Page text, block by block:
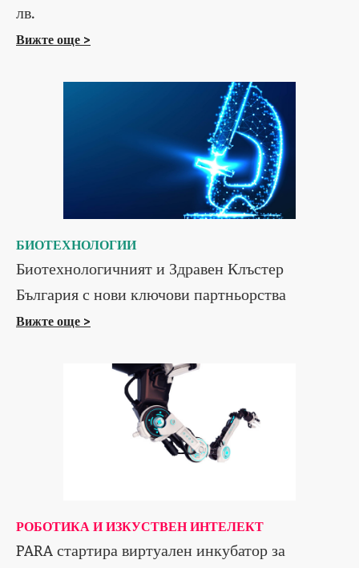
лв.
Вижте още >
БИОТЕХНОЛОГИИ
Биотехнологичният и Здравен Клъстер
България с нови ключови партньорства
Вижте още >
РОБОТИКА И ИЗКУСТВЕН ИНТЕЛЕКТ
PARA стартира виртуален инкубатор за